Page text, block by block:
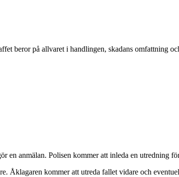
beror på allvaret i handlingen, skadans omfattning
anmälan. Polisen kommer att inleda en utredning
Åklagaren kommer att utreda fallet vidare och